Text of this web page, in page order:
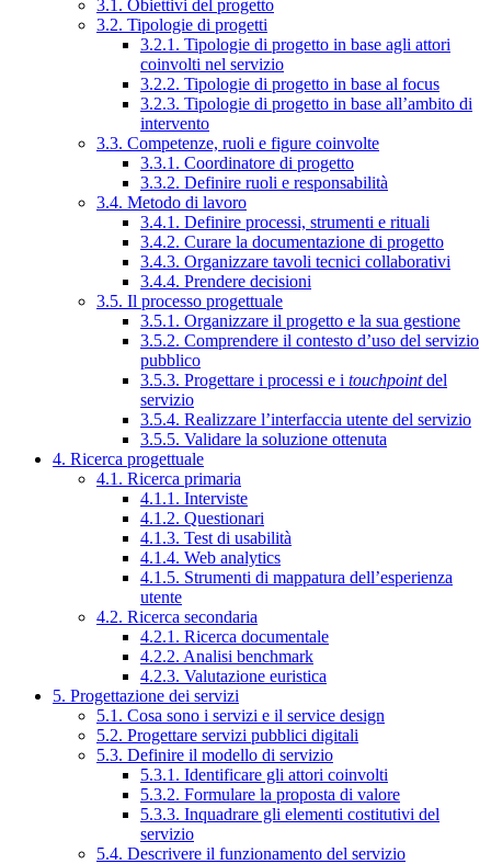
3.1. Obiettivi del progetto
3.2. Tipologie di progetti
3.2.1. Tipologie di progetto in base agli attori
coinvolti nel servizio
3.2.2. Tipologie di progetto in base al focus
3.2.3. Tipologie di progetto in base all’ambito di
intervento
3.3. Competenze, ruoli e figure coinvolte
3.3.1. Coordinatore di progetto
3.3.2. Definire ruoli e responsabilità
3.4. Metodo di lavoro
3.4.1. Definire processi, strumenti e rituali
3.4.2. Curare la documentazione di progetto
3.4.3. Organizzare tavoli tecnici collaborativi
3.4.4. Prendere decisioni
3.5. Il processo progettuale
3.5.1. Organizzare il progetto e la sua gestione
3.5.2. Comprendere il contesto d’uso del servizio
pubblico
3.5.3. Progettare i processi e i touchpointdel
servizio
3.5.4. Realizzare l’interfaccia utente del servizio
3.5.5. Validare la soluzione ottenuta
4. Ricerca progettuale
4.1. Ricerca primaria
4.1.1. Interviste
4.1.2. Questionari
4.1.3. Test di usabilità
4.1.4. Web analytics
4.1.5. Strumenti di mappatura dell’esperienza
utente
4.2. Ricerca secondaria
4.2.1. Ricerca documentale
4.2.2. Analisi benchmark
4.2.3. Valutazione euristica
5. Progettazione dei servizi
5.1. Cosa sono i servizi e il service design
5.2. Progettare servizi pubblici digitali
5.3. Definire il modello di servizio
5.3.1. Identificare gli attori coinvolti
5.3.2. Formulare la proposta di valore
5.3.3. Inquadrare gli elementi costitutivi del
servizio
5.4. Descrivere il funzionamento del servizio